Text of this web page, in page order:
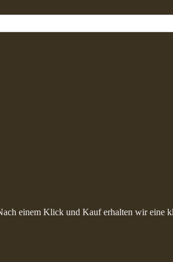
einem Klick und Kauf erhalten wir eine